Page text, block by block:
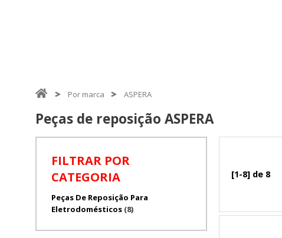
Por marca ASPERA
Peças de reposição ASPERA
FILTRAR POR
CATEGORIA
Peças De Reposição Para
Eletrodomésticos (8)
[1-8] de 8